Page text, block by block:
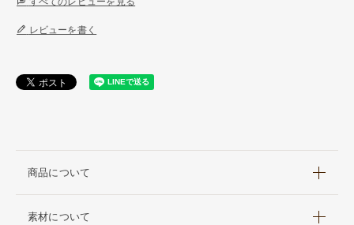
レビューを書く
商品について
素材について